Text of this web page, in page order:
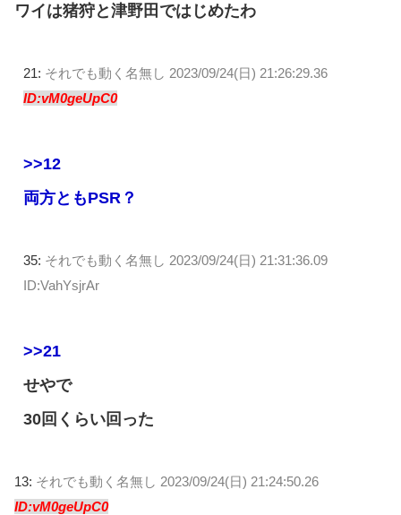
ワイは猪狩と津野田ではじめたわ
21: それでも動く名無し 2023/09/24(日) 21:26:29.36
ID:vM0geUpC0
>>12
両方ともPSR？
35: それでも動く名無し 2023/09/24(日) 21:31:36.09
ID:VahYsjrAr
>>21
せやで
30回くらい回った
13: それでも動く名無し 2023/09/24(日) 21:24:50.26
ID:vM0geUpC0